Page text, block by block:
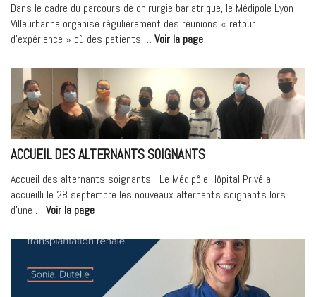
Dans le cadre du parcours de chirurgie bariatrique, le Médipole Lyon-
Villeurbanne organise régulièrement des réunions « retour
d’expérience » où des patients … Voir la page« Retours
patients
en
chirurgie
bariatrique
2022 »
ACCUEIL DES ALTERNANTS SOIGNANTS
Accueil des alternants soignants Le Médipôle Hôpital Privé a
accueilli le 28 septembre les nouveaux alternants soignants lors
d’une … Voir la page« Accueil
alternants
soignants »